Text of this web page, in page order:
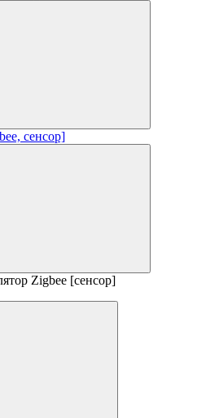
сенсор]
Zigbee [сенсор]